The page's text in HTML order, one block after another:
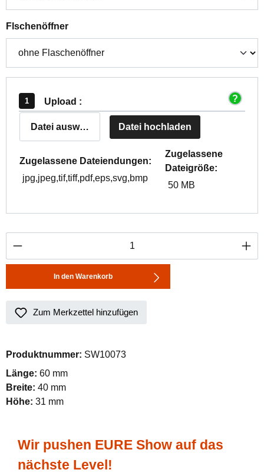
Flschenöffnerauswählen
Upload :
Datei auswählen Datei hochladen
Zugelassene Dateiendungen:
jpg,jpeg,tif,tiff,pdf,eps,svg,bmp
Zugelassene
Dateigröße:
50 MB
Produkt Anzahl: Gib den gewünschten
In den Warenkorb
Zum Merkzettel hinzufügen
Produktnummer: SW10073
Länge: 60 mm
Breite: 40 mm
Höhe: 31 mm
Wir pushen EURE Show auf das
nächste Level!